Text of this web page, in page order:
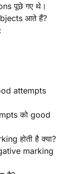
पूछे गए थे।
आते हैं?
attempts
को good
होती है क्या?
marking